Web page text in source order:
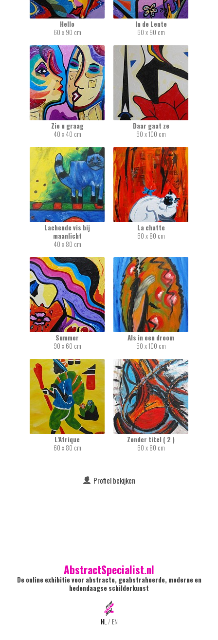
Hello
60 x 90 cm
In de Lente
60 x 90 cm
Zie u graag
40 x 40 cm
Daar gaat ze
60 x 100 cm
Lachende vis bij
maanlicht
40 x 80 cm
La chatte
60 x 80 cm
Summer
90 x 60 cm
Als in een droom
50 x 100 cm
L'Afrique
60 x 80 cm
Zonder titel ( 2 )
60 x 80 cm
Profiel bekijken
AbstractSpecialist.nl
De online exhibitie voor abstracte, geabstraheerde, moderne en
hedendaagse schilderkunst
NL/ EN